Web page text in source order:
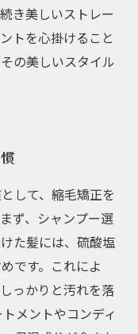
き美しいストレー
トを心掛けること
の美しいスタイル
して、縮毛矯正を
ず、シャンプー選
た髪には、硫酸塩
です。これによ
っかりと汚れを落
メントやコンディ